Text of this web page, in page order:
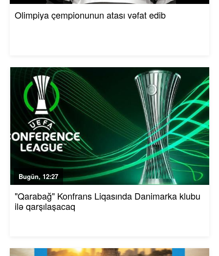
Olimpiya çempionunun atası vəfat edib
Bugün, 12:27
"Qarabağ" Konfrans Liqasında Danimarka klubu
ilə qarşılaşacaq